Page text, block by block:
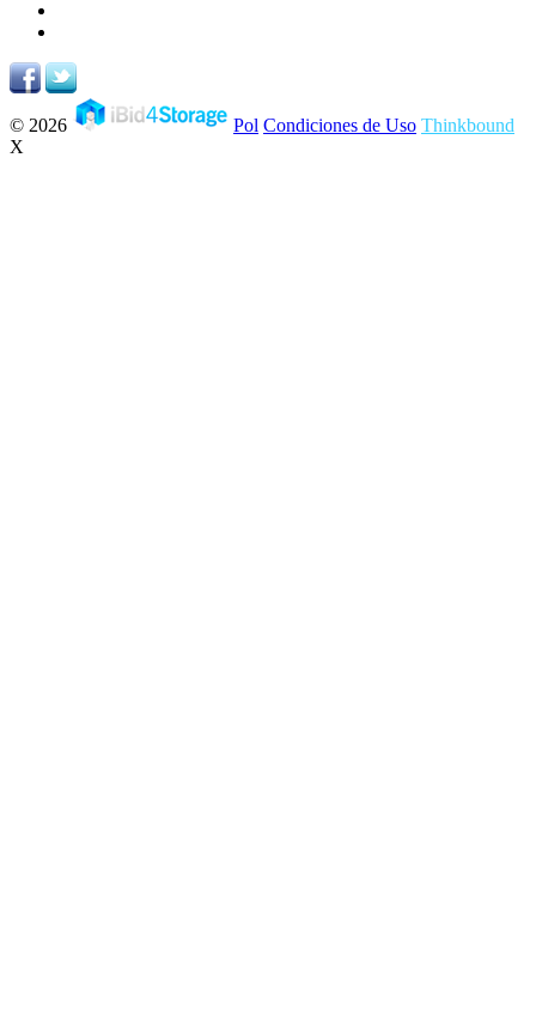
© 2026 Pol Condiciones de Uso Thinkbound
X